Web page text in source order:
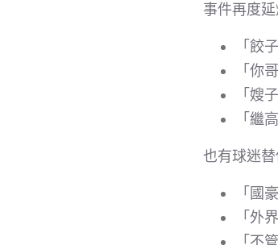
事件再度
「餃
「你
「嫂
「繼
也有球迷
「國
「外